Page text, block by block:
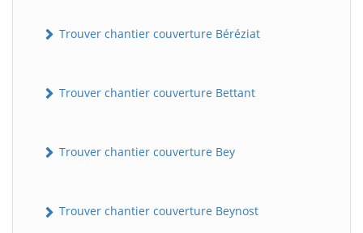
Trouver chantier couverture Béréziat
Trouver chantier couverture Bettant
Trouver chantier couverture Bey
Trouver chantier couverture Beynost